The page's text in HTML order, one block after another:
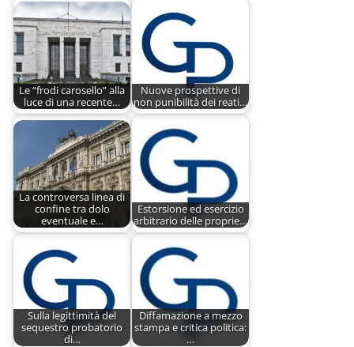
Le “frodi carosello” alla
luce di una recente…
Nuove prospettive di
non punibilità dei reati…
La controversa linea di
confine tra dolo
eventuale e…
Estorsione ed esercizio
arbitrario delle proprie…
Sulla legittimità del
sequestro probatorio
di…
Diffamazione a mezzo
stampa e critica politica:
…